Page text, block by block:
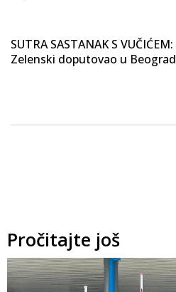
SUTRA SASTANAK S VUČIĆEM:
Zelenski doputovao u Beograd
Pročitajte još